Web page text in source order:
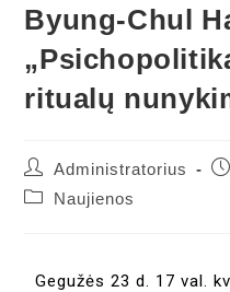
Byung-Chul
ritualų
Administratorius
Naujienos
Gegužės 23 d. 17 val.